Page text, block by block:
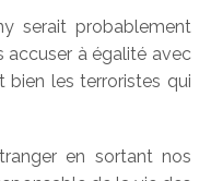
serait probablement
accuser à égalité avec
bien les terroristes qui
en sortant nos